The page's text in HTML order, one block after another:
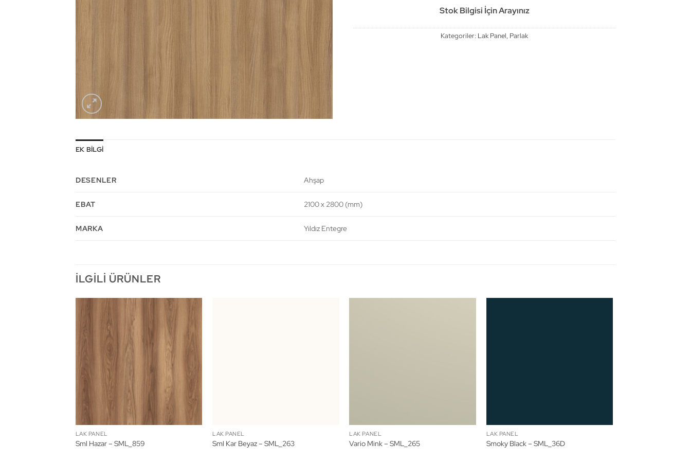
Stok Bilgisi İçin Arayınız
Kategoriler: Lak Panel, Parlak
EK BILGI
DESENLER Ahşap
EBAT 2100 x 2800 (mm)
MARKA Yıldız Entegre
İLGILI ÜRÜNLER
LAK PANEL
Sml Hazar – SML_859
LAK PANEL
Sml Kar Beyaz – SML_263
LAK PANEL
Vario Mink – SML_265
LAK PANEL
Smoky Black – SML_36D